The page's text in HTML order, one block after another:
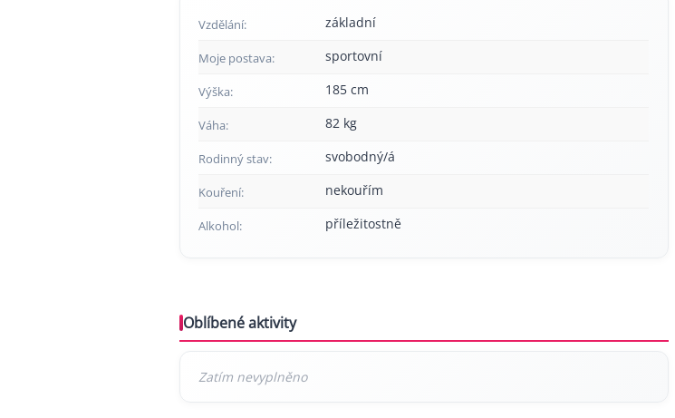
Vzdělání: základní
Moje postava: sportovní
Výška: 185 cm
Váha: 82 kg
Rodinný stav: svobodný/á
Kouření: nekouřím
Alkohol: příležitostně
Oblíbené aktivity